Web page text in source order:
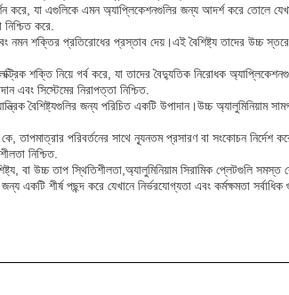
করে, যা এগুলিকে এমন অ্যাপ্লিকেশনগুলির জন্য আদর্শ করে তোলে
করে.
নমন শক্তির প্রতিরোধের প্রস্তাব দেয়।এই বৈশিষ্ট্য তাদের উচ্চ
শক্তি নিয়ে গর্ব করে, যা তাদের বৈদ্যুতিক নিরোধক
সিস্টেমের নিরাপত্তা নিশ্চিত.
বৈশিষ্ট্যগুলির জন্য পরিচিত একটি উপাদান।উচ্চ অ্যালুমিনিয়াম
পরিবর্তনের সাথে ন্যূনতম প্রসারণ বা সংকোচন নির্দেশ
নিশ্চিত.
বা উচ্চ তাপ স্থিতিশীলতা,অ্যালুমিনিয়াম সিরামিক প্লেটগুলি সমস্ত
একটি শীর্ষ পছন্দ করে যেখানে নির্ভরযোগ্যতা এবং কর্মক্ষমতা